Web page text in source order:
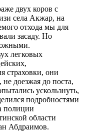
двух коров с
села Акжар, на
отхода мы для
засаду. Но
легковых
страховки, они
доезжая до поста,
ускользнуть,
подробностями
полиции
области
Абдраимов.